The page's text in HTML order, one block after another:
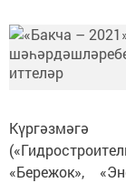
«Бережок»,